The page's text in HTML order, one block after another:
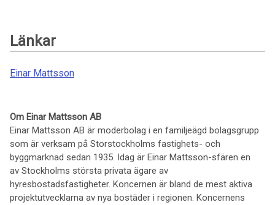
Länkar
Einar Mattsson
Om Einar Mattsson AB
Einar Mattsson AB är moderbolag i en familjeägd bolagsgrupp
som är verksam på Storstockholms fastighets- och
byggmarknad sedan 1935. Idag är Einar Mattsson-sfären en
av Stockholms största privata ägare av
hyresbostadsfastigheter. Koncernen är bland de mest aktiva
projektutvecklarna av nya bostäder i regionen. Koncernens